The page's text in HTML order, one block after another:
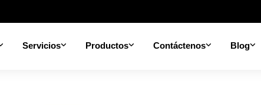
Servicios Productos Contáctenos Blog